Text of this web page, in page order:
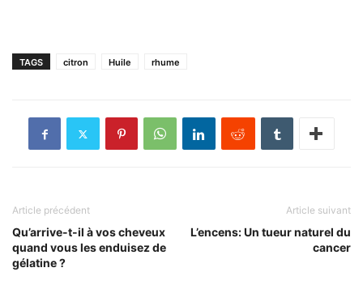
TAGS citron Huile rhume
Article précédent
Qu’arrive-t-il à vos cheveux
quand vous les enduisez de
gélatine ?
Article suivant
L’encens: Un tueur naturel du
cancer